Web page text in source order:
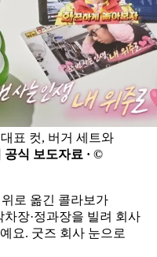
표 컷, 버거 세트와
공식 보도자료 · ©
로 옮긴 콜라보가
장·정과장을 빌려 회사
요. 굿즈 회사 눈으로